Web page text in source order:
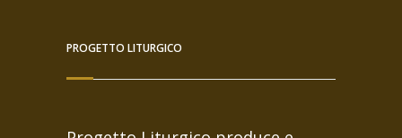
PROGETTO LITURGICO